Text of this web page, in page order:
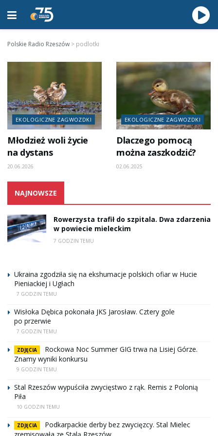
Polskie Radio Rzeszów > podlotki
EKOLOGICZNE ZAGWOZDKI
Młodzież woli życie
na dystans
20.06.2026
EKOLOGICZNE ZAGWOZDKI
Dlaczego pomocą
można zaszkodzić?
02.06.2025
NAJNOWSZE
Rowerzysta trafił do szpitala. Dwa zdarzenia
w powiecie mieleckim
7 GODZIN TEMU
Ukraina zgodziła się na ekshumacje polskich ofiar w Hucie
Pieniackiej i Ugłach
7 GODZIN TEMU
Wisłoka Dębica pokonała JKS Jarosław. Cztery gole
po przerwie
7 GODZIN TEMU
ZDJĘCIA
Rockowa Noc Summer GIG trwa na Lisiej Górze.
Znamy wyniki konkursu
9 GODZIN TEMU
Stal Rzeszów wypuściła zwycięstwo z rąk. Remis z Polonią
Piła
10 GODZIN TEMU
ZDJĘCIA
Podkarpackie derby bez zwycięzcy. Stal Mielec